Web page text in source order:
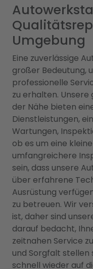
Umgebung
Eine zuverlässige
großer Bedeutung,
professionelle
zu erhalten.
der Nähe bieten
Dienstleistungen,
Wartungen,
ob es um eine
umfangreichere
sein, dass unsere
über erfahrene
Ausrüstung
zu betreuen. Wir
ist, daher sind
darauf bedacht,
zeitnahen Service
und Sorgfalt stellen
schnell wieder auf